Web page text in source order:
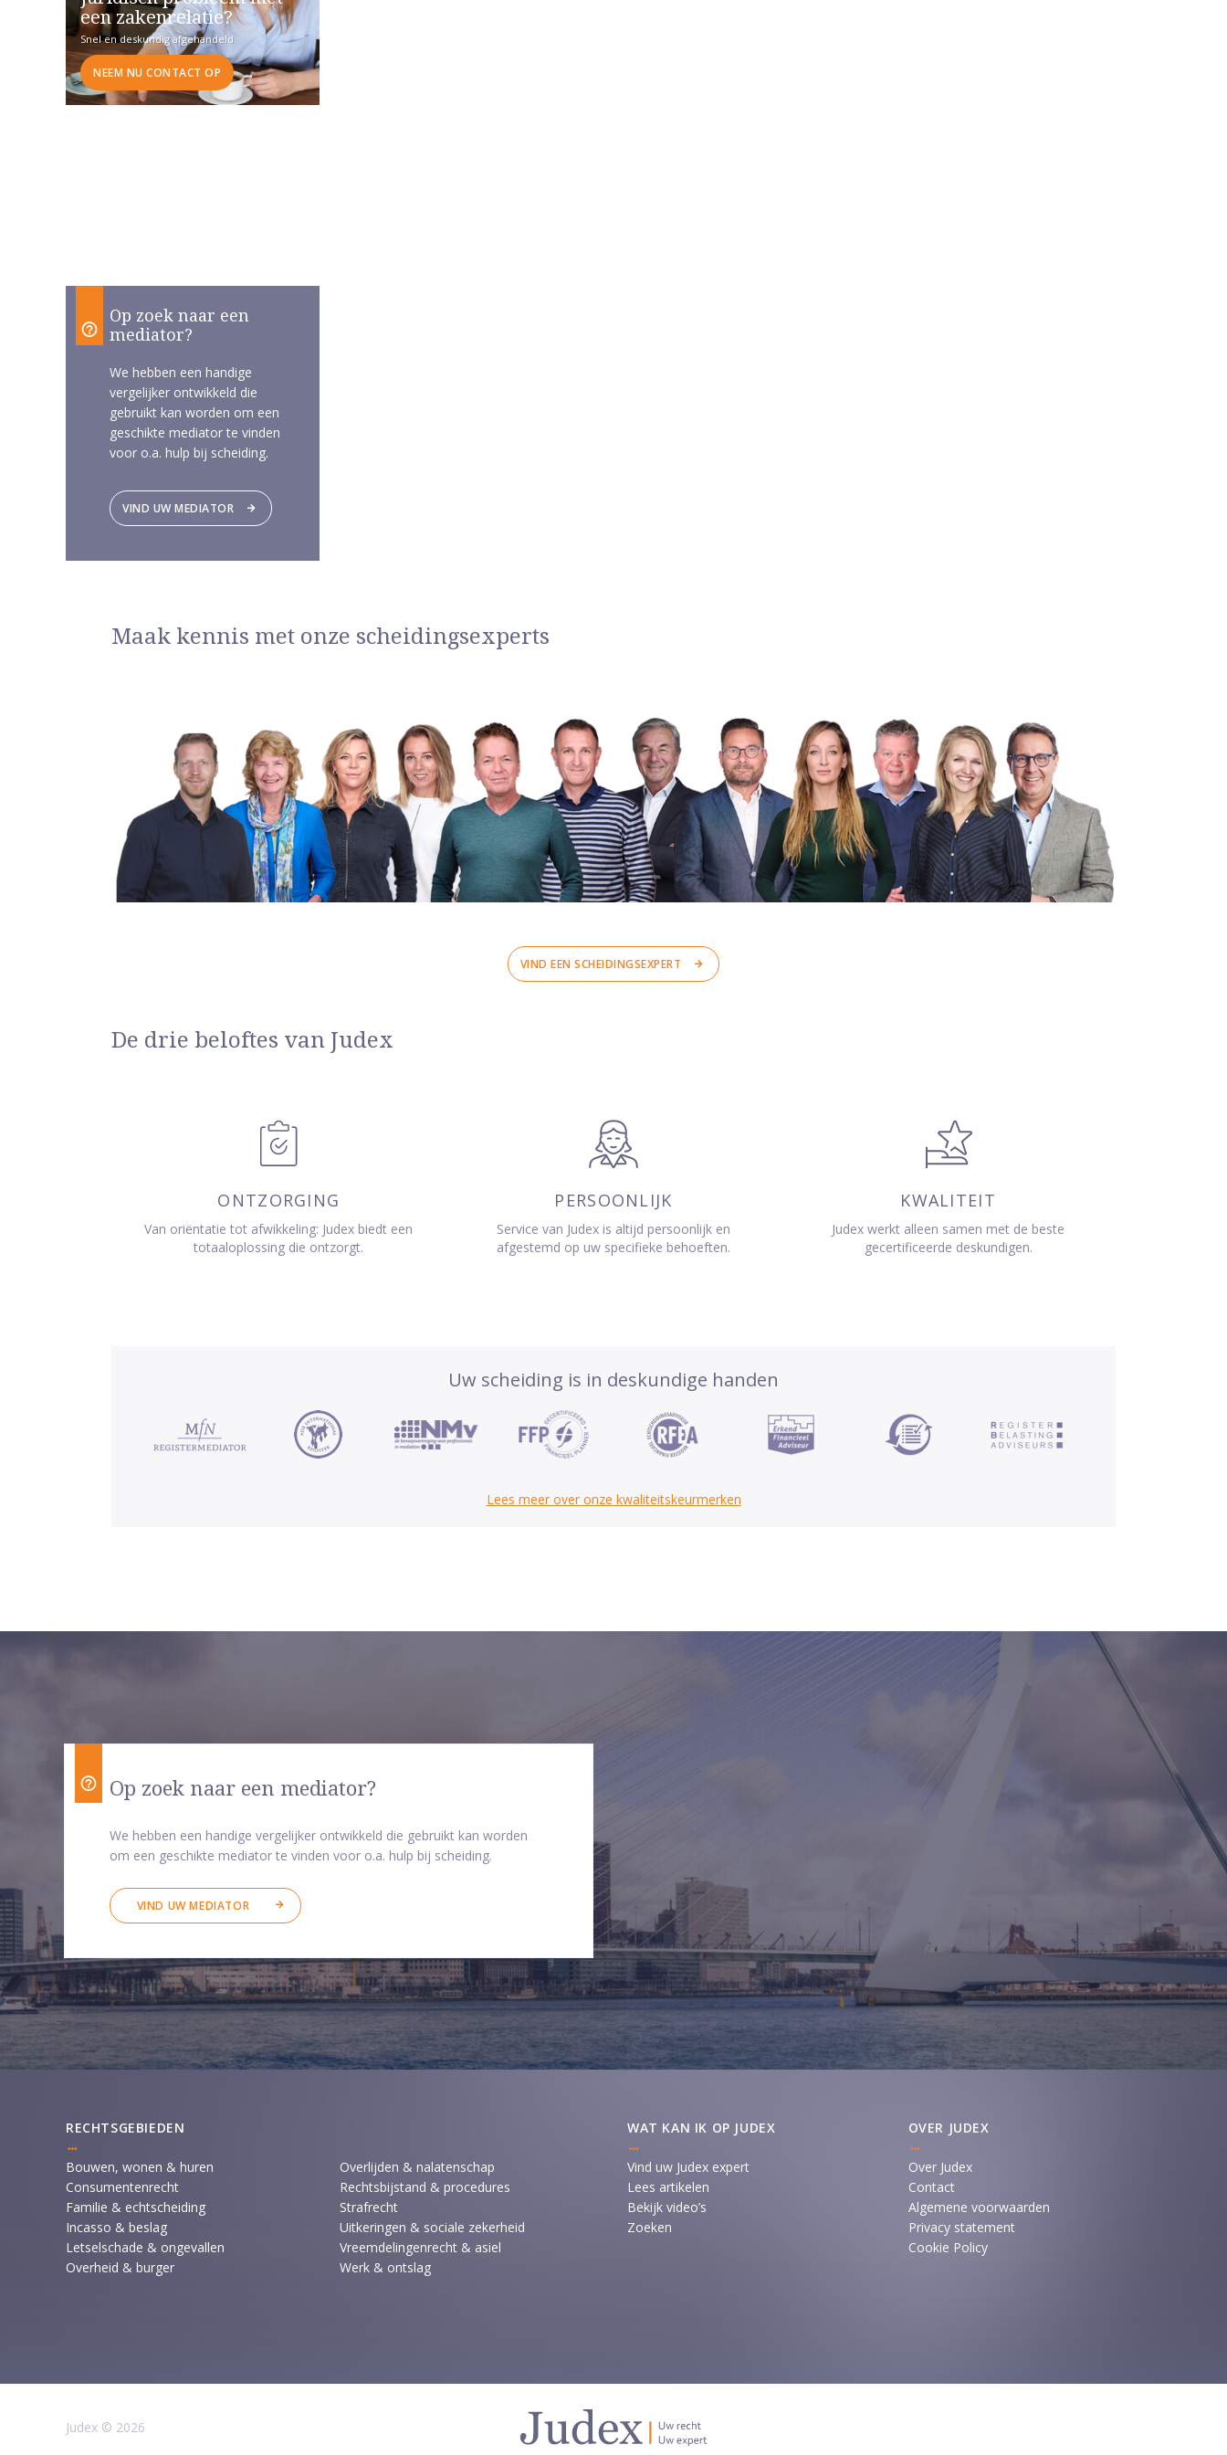
een zakenrelatie?
Snel en deskundig afgehandeld
NEEM NU CONTACT OP
Op zoek naar een
mediator?
We hebben een handige
vergelijker ontwikkeld die
gebruikt kan worden om een
geschikte mediator te vinden
voor o.a. hulp bij scheiding.
VIND UW MEDIATOR
Maak kennis met onze scheidingsexperts
VIND EEN SCHEIDINGSEXPERT
De drie beloftes van Judex
ONTZORGING
Van oriëntatie tot afwikkeling: Judex biedt een
totaaloplossing die ontzorgt.
PERSOONLIJK
Service van Judex is altijd persoonlijk en
afgestemd op uw specifieke behoeften.
KWALITEIT
Judex werkt alleen samen met de beste
gecertificeerde deskundigen.
Uw scheiding is in deskundige handen
Lees meer over onze kwaliteitskeurmerken
Op zoek naar een mediator?
We hebben een handige vergelijker ontwikkeld die gebruikt kan worden
om een geschikte mediator te vinden voor o.a. hulp bij scheiding.
VIND UW MEDIATOR
RECHTSGEBIEDEN
Bouwen, wonen & huren
Consumentenrecht
Familie & echtscheiding
Incasso & beslag
Letselschade & ongevallen
Overheid & burger
Overlijden & nalatenschap
Rechtsbijstand & procedures
Strafrecht
Uitkeringen & sociale zekerheid
Vreemdelingenrecht & asiel
Werk & ontslag
WAT KAN IK OP JUDEX
Vind uw Judex expert
Lees artikelen
Bekijk video’s
Zoeken
OVER JUDEX
Over Judex
Contact
Algemene voorwaarden
Privacy statement
Cookie Policy
Judex © 2026